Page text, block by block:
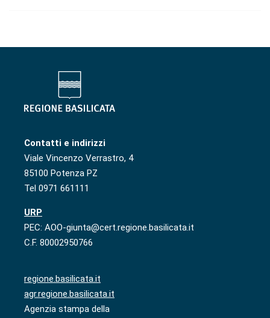
Contatti e indirizzi
Viale Vincenzo Verrastro, 4
85100 Potenza PZ
Tel 0971 661111
URP
PEC: AOO-giunta@cert.regione.basilicata.it
C.F. 80002950766
regione.basilicata.it
agr.regione.basilicata.it
Agenzia stampa della